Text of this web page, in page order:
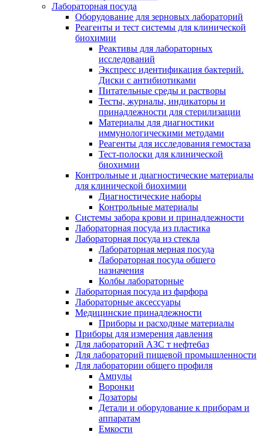
Лабораторная посуда
Оборудование для зерновых лабораторий
Реагенты и тест системы для клинической
биохимии
Реактивы для лабораторных
исследований
Экспресс идентификация бактерий.
Диски с антибиотиками
Питательные среды и растворы
Тесты, журналы, индикаторы и
принадлежности для стерилизации
Материалы для диагностики
иммунологическими методами
Реагенты для исследования гемостаза
Тест-полоски для клинической
биохимии
Контрольные и диагностические материалы
для клинической биохимии
Диагностические наборы
Контрольные материалы
Системы забора крови и принадлежности
Лабораторная посуда из пластика
Лабораторная посуда из стекла
Лабораторная мерная посуда
Лабораторная посуда общего
назначения
Колбы лабораторные
Лабораторная посуда из фарфора
Лабораторные аксессуары
Медицинские принадлежности
Приборы и расходные материалы
Приборы для измерения давления
Для лабораторий АЗС т нефтебаз
Для лабораторий пищевой промышленности
Для лаборатории общего профиля
Ампулы
Воронки
Дозаторы
Детали и оборудование к приборам и
аппаратам
Емкости